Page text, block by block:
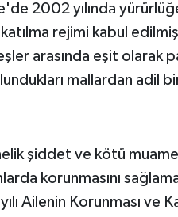
2002 yılında
rejimi kabul
arasında eşit olarak
mallardan adil
şiddet ve kötü
korunmasını
Ailenin Korunması ve